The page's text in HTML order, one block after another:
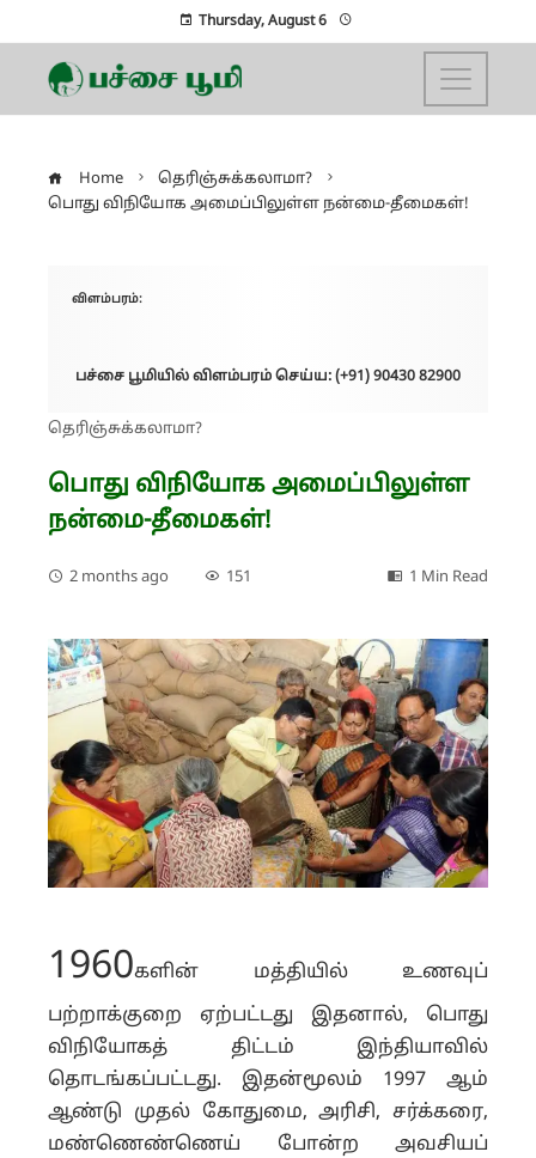
Thursday, August 6
Home
தெரிஞ்சுக்கலாமா?
பொது விநியோக அமைப்பிலுள்ள நன்மை-தீமைகள்!
விளம்பரம்:
பச்சை பூமியில் விளம்பரம் செய்ய: (+91) 90430 82900
தெரிஞ்சுக்கலாமா?
பொது விநியோக அமைப்பிலுள்ள
நன்மை-தீமைகள்!
2 months ago 151 1 Min Read
1960களின் மத்தியில் உணவுப்
பற்றாக்குறை ஏற்பட்டது இதனால், பொது
விநியோகத் திட்டம் இந்தியாவில்
தொடங்கப்பட்டது. இதன்மூலம் 1997 ஆம்
ஆண்டு முதல் கோதுமை, அரிசி, சர்க்கரை,
மண்ணெண்ணெய் போன்ற அவசியப்